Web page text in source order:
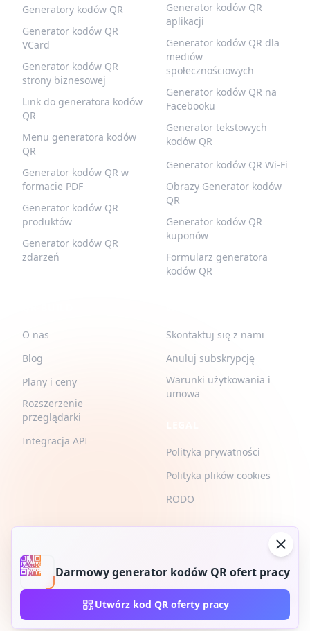
Darmowy generator kodów QR ofert pracy
Utwórz kod QR oferty pracy
Generatory kodów QR
Generator kodów QR
VCard
Generator kodów QR
strony biznesowej
Link do generatora kodów
QR
Menu generatora kodów
QR
Generator kodów QR w
formacie PDF
Generator kodów QR
produktów
Generator kodów QR
zdarzeń
Generator kodów QR
aplikacji
Generator kodów QR dla
mediów
społecznościowych
Generator kodów QR na
Facebooku
Generator tekstowych
kodów QR
Generator kodów QR Wi-Fi
Obrazy Generator kodów
QR
Generator kodów QR
kuponów
Formularz generatora
kodów QR
O nas
Blog
Plany i ceny
Rozszerzenie
przeglądarki
Integracja API
Skontaktuj się z nami
Anuluj subskrypcję
Warunki użytkowania i
umowa
Polityka prywatności
Polityka plików cookies
RODO
2026 © QR-Build. Budowa QR. Wszelkie prawa zastrzeżone